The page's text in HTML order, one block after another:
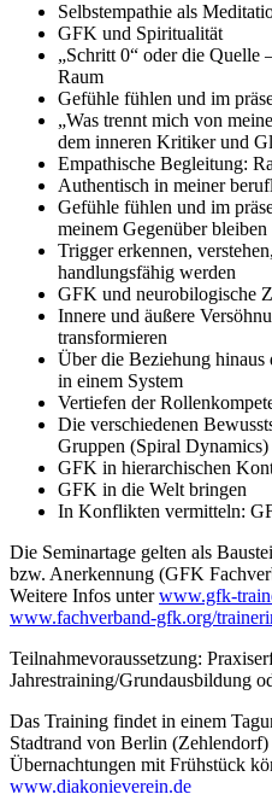
Selbstempathie als
GFK und Spiritualität
„Schritt 0“ oder die Quelle
Raum
Gefühle fühlen und im
„Was trennt mich von
dem inneren Kritiker und
Empathische Begleitung:
Authentisch in meiner
Gefühle fühlen und im
meinem Gegenüber bleiben
Trigger erkennen,
handlungsfähig werden
GFK und neurobilogische
Innere und äußere
transformieren
Über die Beziehung
in einem System
Vertiefen der
Die verschiedenen
Gruppen (Spiral Dynamics)
GFK in hierarchischen
GFK in die Welt bringen
In Konflikten vermitteln:
Die Seminartage gelten als
bzw. Anerkennung (GFK
Weitere Infos unterwww.gfk-
www.fachverband-gfk.org/
Teilnahmevoraussetzung:
Jahrestraining/Grundausbildung
Das Training findet in einem
Stadtrand von Berlin (Zehlendorf)
Übernachtungen mit Frühstück
www.diakonieverein.de